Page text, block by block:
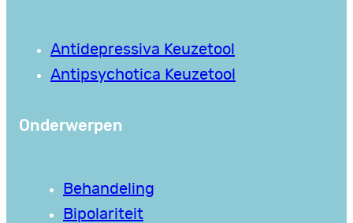
Antidepressiva Keuzetool
Antipsychotica Keuzetool
Onderwerpen
Behandeling
Bipolariteit